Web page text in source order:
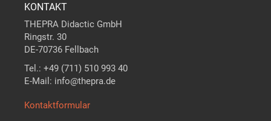
KONTAKT
THEPRA Didactic GmbH
Ringstr. 30
DE-70736 Fellbach
Tel.: +49 (711) 510 993 40
E-Mail: info@thepra.de
Kontaktformular